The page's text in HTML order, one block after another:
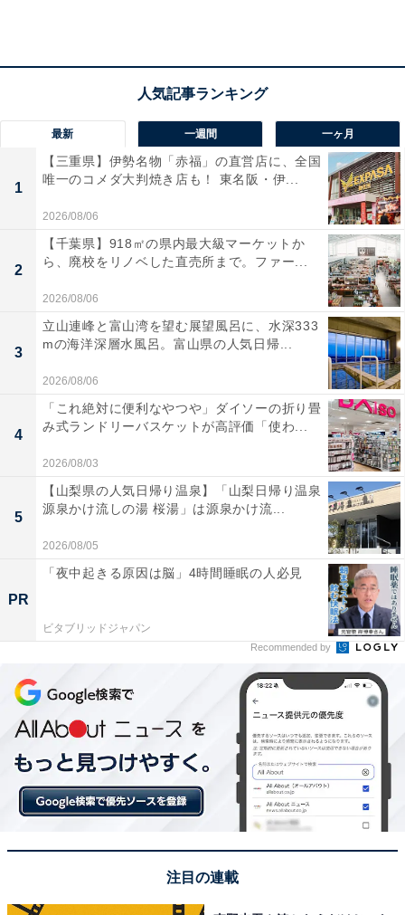
ボードゲームをフリマアプリで出品するときのコ
フリマアプリでは、ちょっとしたコツを実践するだけで
売れるタイミングや金額が異なります。
コツ1：パーツが足りないことやダメージを明確に書く
ボードゲームは土台となるボードだけではなく、カード
やコマがあることが多いです。それが全部揃っていない
場合もありますが、出品しても問題ありません。ただし
「カードが揃っていない」「コマが1個ない」など商品
説明に明記しておきましょう。
また中古品なので、汚れがある可能性も。それもきちん
と書くことが大切ですね。価格は多少下がるとしても、
その上で購入してくださいというスタンスで大丈夫で
最新 一週間 一ヶ月
1
【三重県】伊勢名物「赤福」の直営店に、全国
唯一のコメダ大判焼き店も！ 東名阪・伊...
2026/08/06
2
【千葉県】918㎡の県内最大級マーケットか
ら、廃校をリノベした直売所まで。ファー...
2026/08/06
3
立山連峰と富山湾を望む展望風呂に、水深333
mの海洋深層水風呂。富山県の人気日帰...
2026/08/06
4
「これ絶対に便利なやつや」ダイソーの折り畳
み式ランドリーバスケットが高評価「使わ...
2026/08/03
5
【山梨県の人気日帰り温泉】「山梨日帰り温泉
源泉かけ流しの湯 桜湯」は源泉かけ流...
2026/08/05
PR
「夜中起きる原因は脳」4時間睡眠の人必見
ビタブリッドジャパン
Recommended by
注目の連載